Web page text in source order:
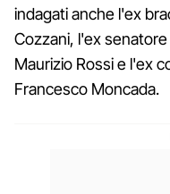
indagati anche l'ex
Cozzani, l'ex
Maurizio Rossi e l'ex
Francesco Moncada.